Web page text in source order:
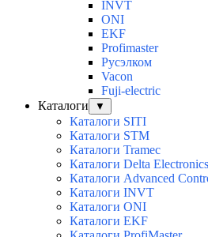
INVT
ONI
EKF
Profimaster
Русэлком
Vacon
Fuji-electric
Каталоги
▼
Каталоги SITI
Каталоги STM
Каталоги Tramec
Каталоги Delta Electronics
Каталоги Advanced
Каталоги INVT
Каталоги ONI
Каталоги EKF